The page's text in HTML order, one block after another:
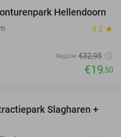
41%
Hellendoorn
9.2 star
Regulier €32,95
€19,50
41%
Slagharen +